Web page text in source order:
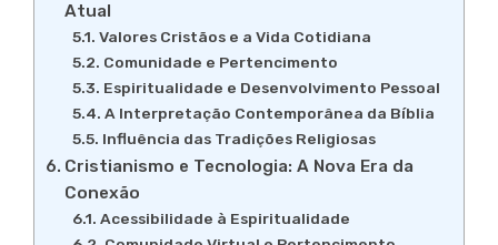
Atual
Valores Cristãos e a Vida Cotidiana
Comunidade e Pertencimento
Espiritualidade e Desenvolvimento Pessoal
A Interpretação Contemporânea da Bíblia
Influência das Tradições Religiosas
Cristianismo e Tecnologia: A Nova Era da
Conexão
Acessibilidade à Espiritualidade